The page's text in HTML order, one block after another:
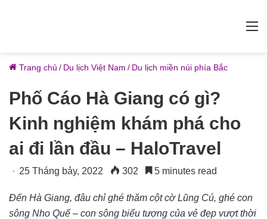
Trang chủ / Du lịch Việt Nam / Du lịch miền núi phía Bắc
Phố Cáo Hà Giang có gì?
Kinh nghiệm khám phá cho
ai đi lần đầu – HaloTravel
25 Tháng bảy, 2022 302 5 minutes read
Đến Hà Giang, đâu chỉ ghé thăm cột cờ Lũng Cú, ghé con
sông Nho Quế – con sông biểu tượng của vẻ đẹp vượt thời